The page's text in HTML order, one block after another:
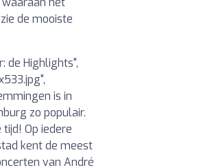
de mooiste
de Highlights",
is in
zo populair.
Op iedere
kent de meest
van André